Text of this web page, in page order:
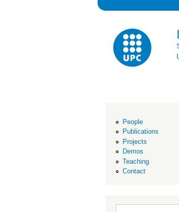
People
Publications
Projects
Demos
Teaching
Contact
Search form